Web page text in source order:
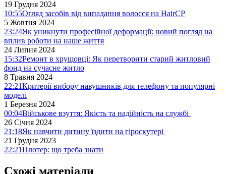
19 Грудня 2024
10:55Огляд засобів від випадання волосся на HairCP
5 Жовтня 2024
23:24Як уникнути професійної деформації: новий погляд на
вплив роботи на наше життя
24 Липня 2024
15:32Ремонт в хрущовці: Як перетворити старий житловий
фонд на сучасне житло
8 Травня 2024
22:21Критерії вибору навушників для телефону та популярні
моделі
1 Березня 2024
00:04Військове взуття: Якість та надійність на службі
26 Січня 2024
21:18Як навчити дитину їздити на гіроскутері
21 Грудня 2023
22:21Плотер: що треба знати
Схожі матеріали